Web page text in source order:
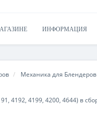
ИНФОРМАЦИЯ
Механика для Блендеров